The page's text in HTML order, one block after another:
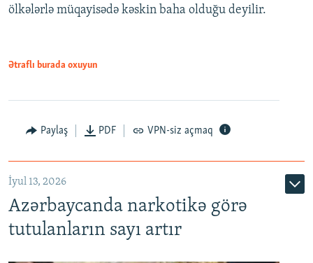
ölkələrlə müqayisədə kəskin baha olduğu deyilir.
Ətraflı burada oxuyun
Paylaş PDF VPN-siz açmaq
İyul 13, 2026
Azərbaycanda narkotikə görə
tutulanların sayı artır